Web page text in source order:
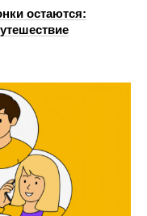
остаются: